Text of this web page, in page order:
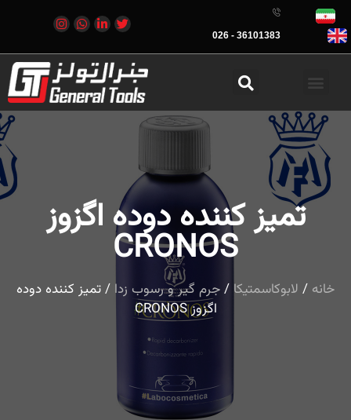
36101383 - 026
تمیز کننده دوده اگزوز
CRONOS
خانه / لابوکاسمتیکا /جرم گیر و رسوب زدا / تمیز کننده دوده
اگزوز CRONOS